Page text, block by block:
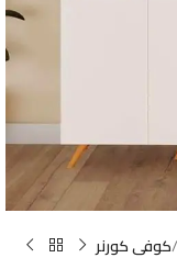
كوفى كورنر